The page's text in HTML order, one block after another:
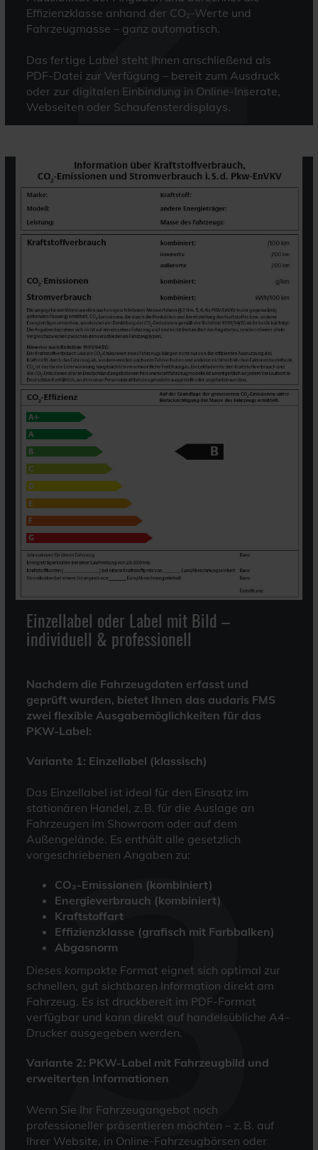
Effizienzklasse anhand der CO₂-Werte und
Fahrzeugmasse – ganz automatisch.
Das fertige Label steht Ihnen anschließend als
PDF-Datei zur Verfügung – bereit zum Ausdruck
oder zur digitalen Einbindung in Online-Inserate,
Webseiten oder Schaufensterdisplays.
Einzellabel oder Label mit Bild –
individuell & professionell
Nachdem die Fahrzeugdaten erfasst und
geprüft wurden, bietet Ihnen das audaris FMS
zwei flexible Ausgabemöglichkeiten für das
PKW-Label:
Variante 1: Einzellabel (klassisch)
Das Einzellabel ist ideal für den Einsatz im
stationären Handel, z. B. für die Auslage an
Fahrzeugen im Showroom oder auf dem
Außengelände. Es enthält alle gesetzlich
vorgeschriebenen Angaben zu:
CO₂-Emissionen (kombiniert)
Energieverbrauch (kombiniert)
Kraftstoffart
Effizienzklasse (grafisch mit Farbbalken)
Abgasnorm
Dieses kompakte Format eignet sich optimal zur
schnellen, gut sichtbaren Information direkt am
Fahrzeug. Es ist druckbereit im PDF-Format
verfügbar und kann direkt auf handelsübliche A4-
Drucker ausgegeben werden.
Variante 2: PKW-Label mit Fahrzeugbild und
erweiterten Informationen
Wenn Sie Ihr Fahrzeugangebot noch
professioneller präsentieren möchten – z. B. auf
Ihrer Website, in Online-Fahrzeugbörsen oder
3